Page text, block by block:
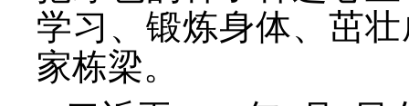
学习、锻炼身体、茁
家栋梁。